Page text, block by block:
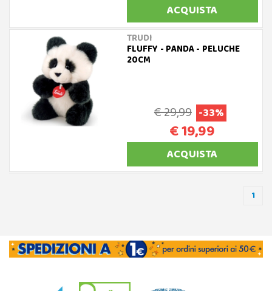
ACQUISTA
TRUDI
FLUFFY - PANDA - PELUCHE
20CM
€ 29,99 -33%
€ 19,99
ACQUISTA
1